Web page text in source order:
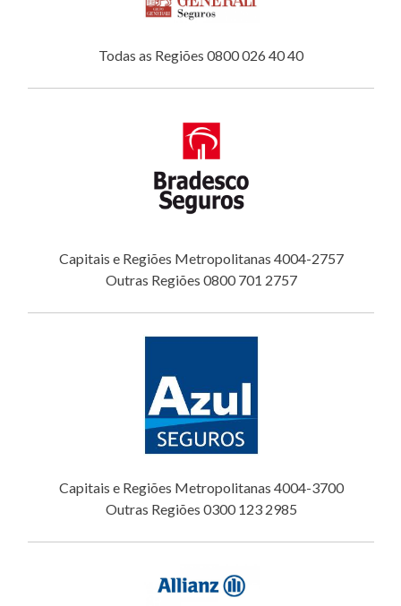
Todas as Regiões 0800 026 40 40
Capitais e Regiões Metropolitanas 4004-2757
Outras Regiões 0800 701 2757
Capitais e Regiões Metropolitanas 4004-3700
Outras Regiões 0300 123 2985